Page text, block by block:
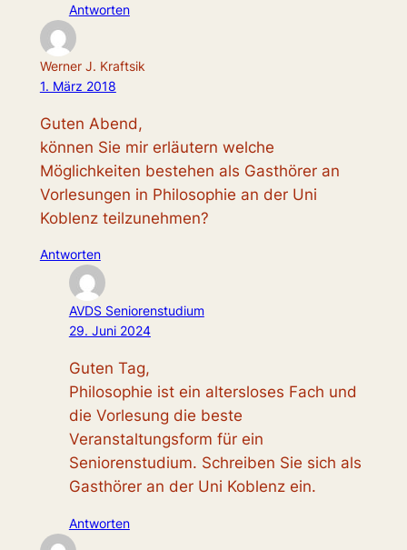
Antworten
Werner J. Kraftsik
1. März 2018
Guten Abend,
können Sie mir erläutern welche
Möglichkeiten bestehen als Gasthörer an
Vorlesungen in Philosophie an der Uni
Koblenz teilzunehmen?
Antworten
AVDS Seniorenstudium
29. Juni 2024
Guten Tag,
Philosophie ist ein altersloses Fach und
die Vorlesung die beste
Veranstaltungsform für ein
Seniorenstudium. Schreiben Sie sich als
Gasthörer an der Uni Koblenz ein.
Antworten